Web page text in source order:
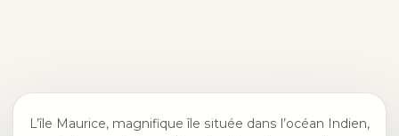
L’île Maurice, magnifique île située dans l’océan Indien,